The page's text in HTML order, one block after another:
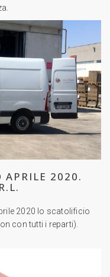
APRILE 2020.
2020 lo scatolificio
con tutti i reparti).